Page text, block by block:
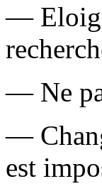
—
— Ne
—
est